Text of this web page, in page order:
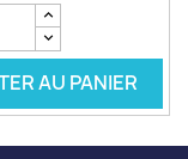
AU PANIER